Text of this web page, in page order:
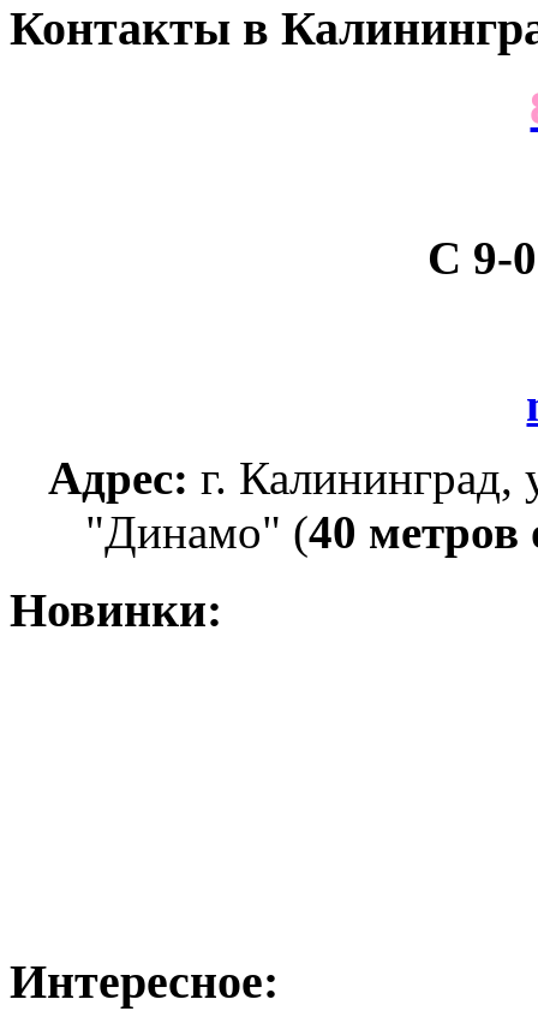
Контакты в
С 9-
Адрес: г. Калининград,
"Динамо" (40
Новинки:
Интересное: